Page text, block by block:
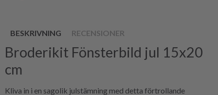
BESKRIVNING RECENSIONER
Broderikit Fönsterbild jul 15x20
cm
Kliva in i en sagolik julstämning med detta förtrollande